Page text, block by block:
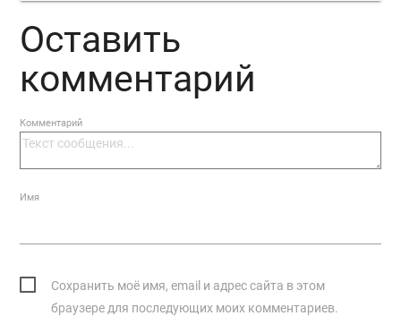
Оставить
комментарий
Комментарий
Имя
Сохранить моё имя, email и адрес сайта в этом
браузере для последующих моих комментариев.